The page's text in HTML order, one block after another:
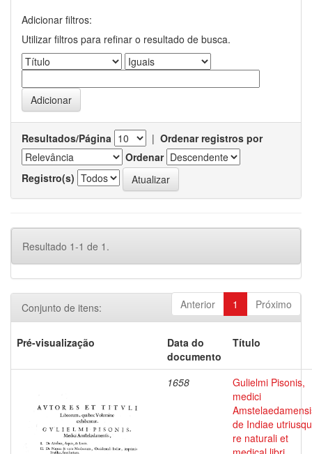
Adicionar filtros:
Utilizar filtros para refinar o resultado de busca.
Resultados/Página | Ordenar registros por
Ordenar
Registro(s)
Resultado 1-1 de 1.
Anterior 1 Próximo
Conjunto de itens:
Pré-visualização
Data do
documento
Título
1658
Gulielmi Pisonis,
medici
de Indiae
re naturali et